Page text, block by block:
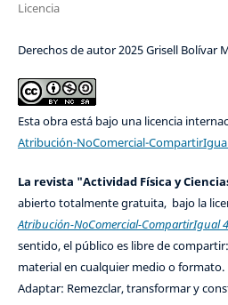
Licencia
Derechos de autor 2025 Grisell Bolívar
Esta obra está bajo una licencia
Atribución-NoComercial-
La revista "Actividad Física y
abierto totalmente gratuita, bajo la
Atribución-NoComercial-CompartirIgual
sentido, el público es libre de
material en cualquier medio o
Adaptar: Remezclar, transformar y